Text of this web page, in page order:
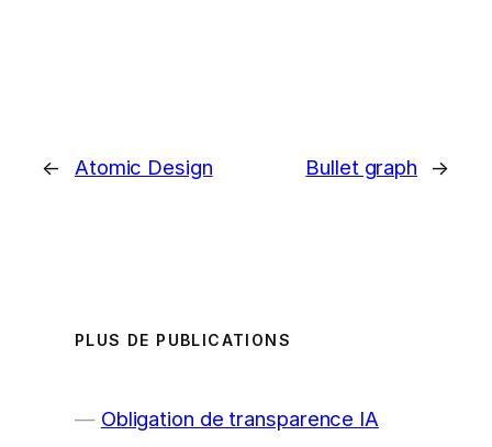
← Atomic Design Bullet graph →
PLUS DE PUBLICATIONS
Obligation de transparence IA